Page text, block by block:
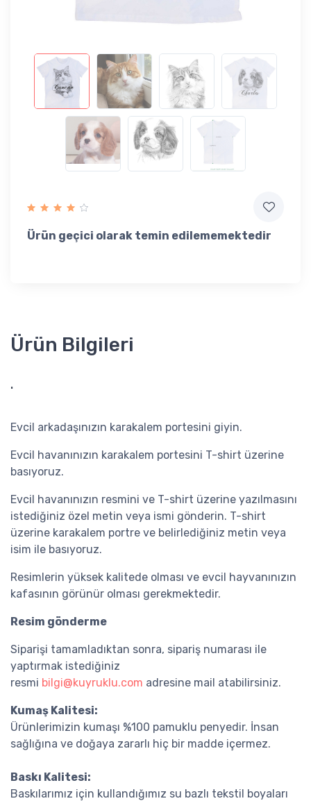
Ürün geçici olarak temin edilememektedir
Ürün Bilgileri
.
Evcil arkadaşınızın karakalem portesini giyin.
Evcil havanınızın karakalem portesini T-shirt üzerine
basıyoruz.
Evcil havanınızın resmini ve T-shirt üzerine yazılmasını
istediğiniz özel metin veya ismi gönderin. T-shirt
üzerine karakalem portre ve belirlediğiniz metin veya
isim ile basıyoruz.
Resimlerin yüksek kalitede olması ve evcil hayvanınızın
kafasının görünür olması gerekmektedir.
Resim gönderme
Siparişi tamamladıktan sonra, sipariş numarası ile
yaptırmak istediğiniz
resmi bilgi@kuyruklu.com adresine mail atabilirsiniz.
Kumaş Kalitesi:
Ürünlerimizin kumaşı %100 pamuklu penyedir. İnsan
sağlığına ve doğaya zararlı hiç bir madde içermez.
Baskı Kalitesi:
Baskılarımız için kullandığımız su bazlı tekstil boyaları